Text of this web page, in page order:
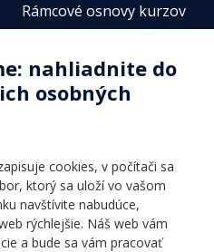
Rámcové osnovy kurzov
Online testy
Rozvrh hodín
nahliadnite do
osobných
cookies, v počítači sa
ktorý sa uloží vo vašom
navštívite nabudúce,
rýchlejšie. Náš web vám
a bude sa vám pracovať